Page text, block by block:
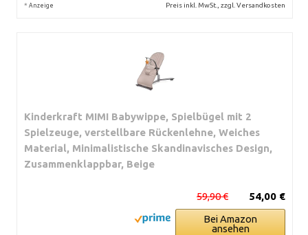
* Anzeige Preis inkl. MwSt., zzgl. Versandkosten
Kinderkraft MIMI Babywippe, Spielbügel mit 2
Spielzeuge, verstellbare Rückenlehne, Weiches
Material, Minimalistische Skandinavisches Design,
Zusammenklappbar, Beige
54,00 €
59,90 €
Bei Amazon
ansehen